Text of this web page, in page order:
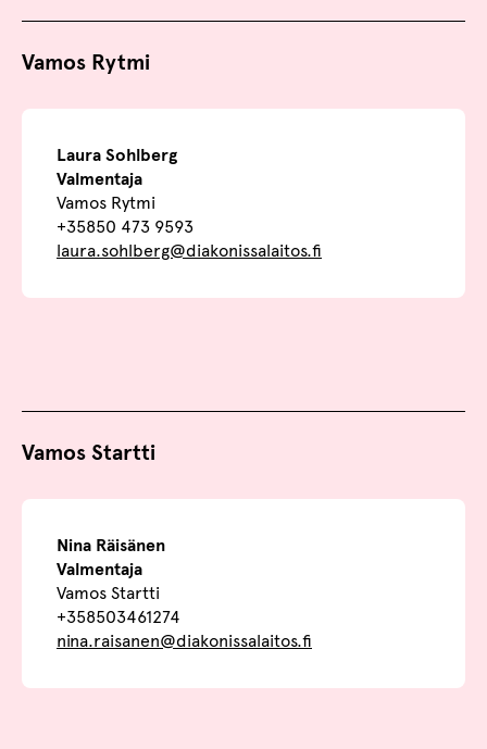
Vamos Rytmi
Laura Sohlberg
Valmentaja
Vamos Rytmi
+35850 473 9593
laura.sohlberg@diakonissalaitos.fi
Vamos Startti
Nina Räisänen
Valmentaja
Vamos Startti
+358503461274
nina.raisanen@diakonissalaitos.fi